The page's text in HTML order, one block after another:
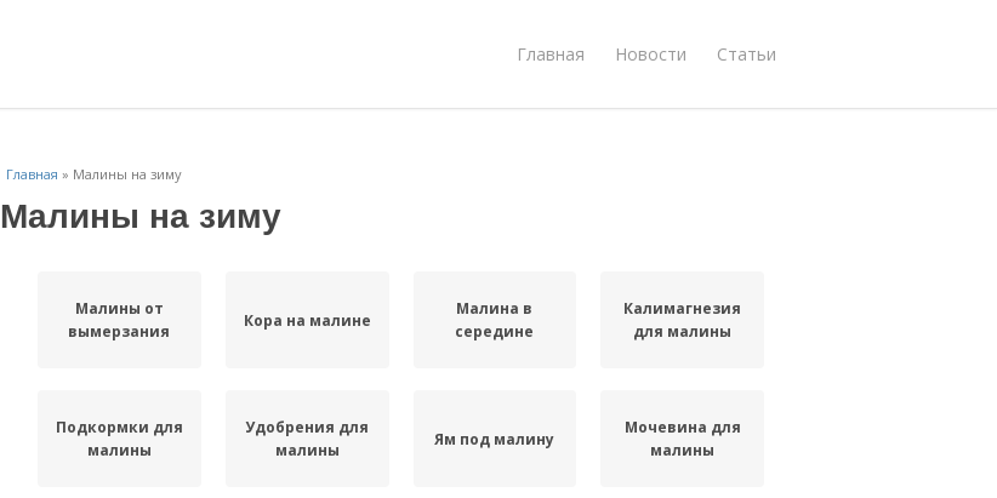
Главная Новости Статьи
Главная » Малины на зиму
Малины на зиму
Малины от
вымерзания
Кора на малине
Малина в
середине
Калимагнезия
для малины
Подкормки для
малины
Удобрения для
малины
Ям под малину
Мочевина для
малины